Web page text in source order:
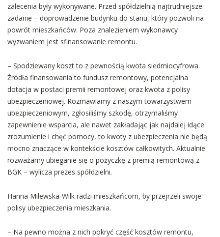
zalecenia były wykonywane. Przed spółdzielnią najtrudniejsze
zadanie – doprowadzenie budynku do stanu, który pozwoli na
powrót mieszkańców. Poza znalezieniem wykonawcy
wyzwaniem jest sfinansowanie remontu.
– Spodziewany koszt to z pewnością kwota siedmiocyfrowa.
Źródła finansowania to fundusz remontowy, potencjalna
dotacja w postaci premii remontowej oraz kwota z polisy
ubezpieczeniowej. Rozmawiamy z naszym towarzystwem
ubezpieczeniowym, zgłosiliśmy szkodę, otrzymaliśmy
zapewnienie wsparcia, ale nawet zakładając jak najdalej idące
zrozumienie i chęć pomocy, to kwoty z ubezpieczenia nie będą
mocno znaczące w kontekście kosztów całkowitych. Aktualnie
rozważamy ubieganie się o pożyczkę z premią remontową z
BGK – wylicza prezes spółdzielni.
Hanna Milewska-Wilk radzi mieszkańcom, by przejrzeli swoje
polisy ubezpieczenia mieszkania.
– Na pewno można z nich pokryć część kosztów remontu,